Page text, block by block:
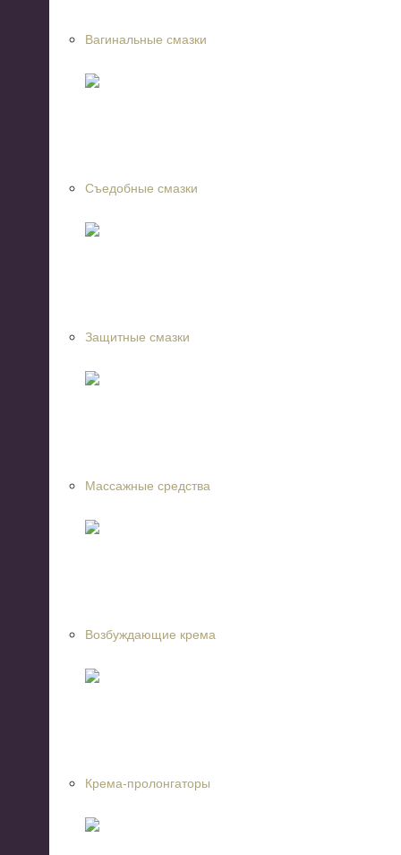
Вагинальные смазки
Съедобные смазки
Защитные смазки
Массажные средства
Возбуждающие крема
Крема-пролонгаторы